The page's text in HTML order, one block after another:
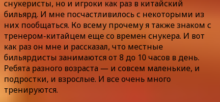
снукеристы, но и игроки как раз в китайский
бильярд. И мне посчастливилось с некоторыми из
них пообщаться. Ко всему прочему я также знаком с
тренером-китайцем еще со времен снукера. И вот
как раз он мне и рассказал, что местные
бильярдисты занимаются от 8 до 10 часов в день.
Ребята разного возраста — и совсем маленькие, и
подростки, и взрослые. И все очень много
тренируются.